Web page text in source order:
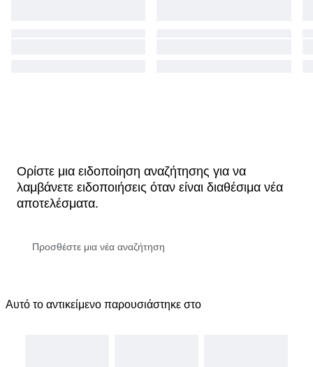
Ορίστε μια ειδοποίηση αναζήτησης για να
λαμβάνετε ειδοποιήσεις όταν είναι διαθέσιμα νέα
αποτελέσματα.
Αυτό το αντικείμενο παρουσιάστηκε στο